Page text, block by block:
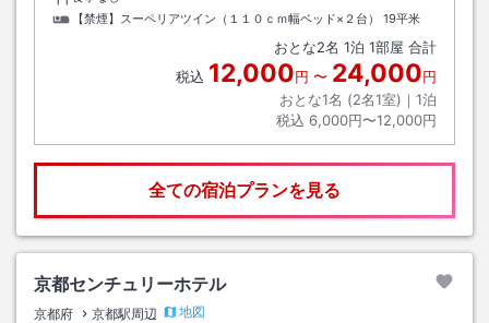
【禁煙】スーペリアツイン（１１０ｃｍ幅ベッド×２台）
19平米
おとな2名 1泊 1部屋 合計
税込 12,000円 〜 24,000円
おとな1名 (2名1室)｜ 1泊
税込 6,000円〜12,000円
全ての宿泊プランを見る
京都センチュリーホテル
京都府 京都駅周辺
地図